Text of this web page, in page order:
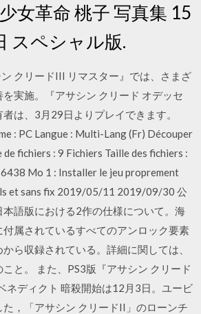
女革命 桃子 写真集 15
スペシャル版.
クリードIII リマスター』では、さまざ
実施。『アサシン クリード オデッセ
は、3月29日よりプレイできます。
: PC Langue : Multi-Lang (Fr) Découper
fichiers : 9 Fichiers Taille des fichiers :
Mo 1 : Installer le jeu proprement
et sans fix 2019/05/11 2019/09/30 公
語版における2作の仕様について。海
属されているすべてのアンロック要素
ら収録されている。詳細に関しては、
と。 また、PS3版『アサシン クリード
ネディクト 暗殺開始は12月3日。ユービ
，「アサシン クリードII」のローンチ